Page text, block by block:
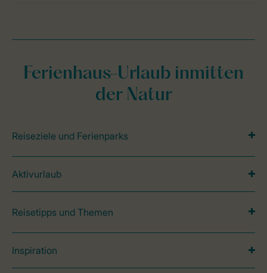
Ferienhaus-Urlaub inmitten
der Natur
Reiseziele und Ferienparks
Aktivurlaub
Reisetipps und Themen
Inspiration